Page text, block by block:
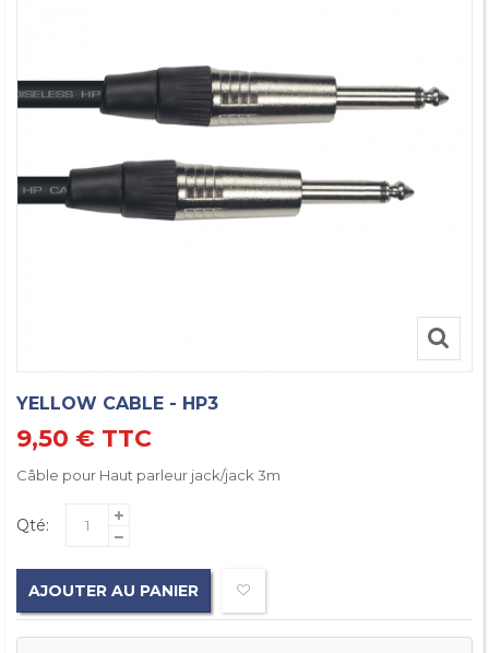
YELLOW CABLE - HP3
9,50 € TTC
Câble pour Haut parleur jack/jack 3m
Qté:
AJOUTER AU PANIER